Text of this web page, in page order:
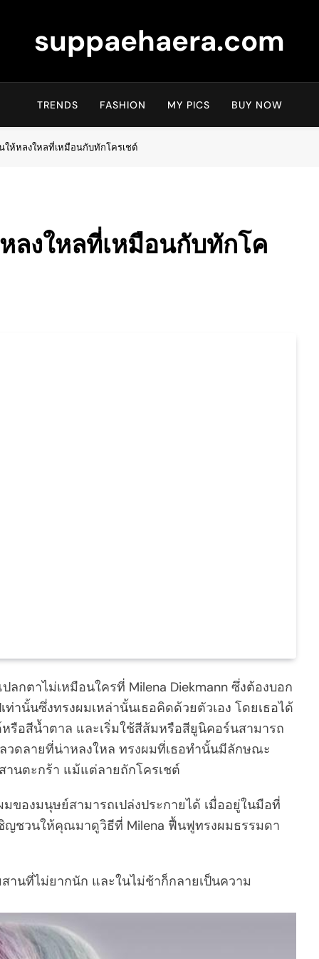
suppaehaera.com
TRENDS FASHION MY PICS BUY NOW
ให้หลงใหลที่เหมือนกับทักโครเชต์
ลงใหลที่เหมือนกับทักโค
กตาไม่เหมือนใครที่ Milena Diekmann ซึ่งต้องบอก
ท่านั้นซึ่งทรงผมเหล่านั้นเธอคิดด้วยตัวเอง โดยเธอได้
รือสีน้ำตาล และเริ่มใช้สีส้มหรือสียูนิคอร์นสามารถ
วดลายที่น่าหลงใหล ทรงผมที่เธอทำนั้นมีลักษณะ
านตะกร้า แม้แต่ลายถักโครเชต์
ของมนุษย์สามารถเปล่งประกายได้ เมื่ออยู่ในมือที่
ญชวนให้คุณมาดูวิธีที่ Milena ฟื้นฟูทรงผมธรรมดา
านที่ไม่ยากนัก และในไม่ช้าก็กลายเป็นความ